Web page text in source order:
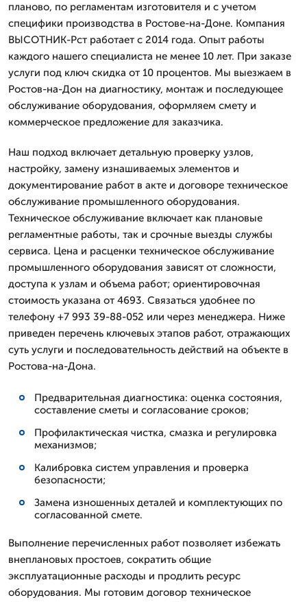
планово, по регламентам изготовителя и с учетом
специфики производства в Ростове-на-Доне. Компания
ВЫСОТНИК-Рст работает с 2014 года. Опыт работы
каждого нашего специалиста не менее 10 лет. При заказе
услуги под ключ скидка от 10 процентов. Мы выезжаем в
Ростов-на-Дон на диагностику, монтаж и последующее
обслуживание оборудования, оформляем смету и
коммерческое предложение для заказчика.
Наш подход включает детальную проверку узлов,
настройку, замену изнашиваемых элементов и
документирование работ в акте и договоре техническое
обслуживание промышленного оборудования.
Техническое обслуживание включает как плановые
регламентные работы, так и срочные выезды службы
сервиса. Цена и расценки техническое обслуживание
промышленного оборудования зависят от сложности,
доступа к узлам и объема работ; ориентировочная
стоимость указана от 4693. Связаться удобнее по
телефону +7 993 39-88-052 или через менеджера. Ниже
приведен перечень ключевых этапов работ, отражающих
суть услуги и последовательность действий на объекте в
Ростова-на-Дона.
Предварительная диагностика: оценка состояния,
составление сметы и согласование сроков;
Профилактическая чистка, смазка и регулировка
механизмов;
Калибровка систем управления и проверка
безопасности;
Замена изношенных деталей и комплектующих по
согласованной смете.
Выполнение перечисленных работ позволяет избежать
внеплановых простоев, сократить общие
эксплуатационные расходы и продлить ресурс
оборудования. Мы готовим договор техническое